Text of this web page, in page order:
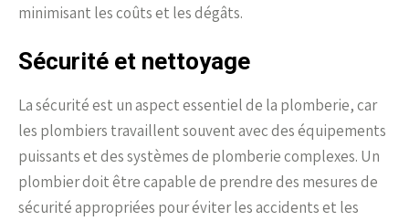
minimisant les coûts et les dégâts.
Sécurité et nettoyage
La sécurité est un aspect essentiel de la plomberie, car
les plombiers travaillent souvent avec des équipements
puissants et des systèmes de plomberie complexes. Un
plombier doit être capable de prendre des mesures de
sécurité appropriées pour éviter les accidents et les